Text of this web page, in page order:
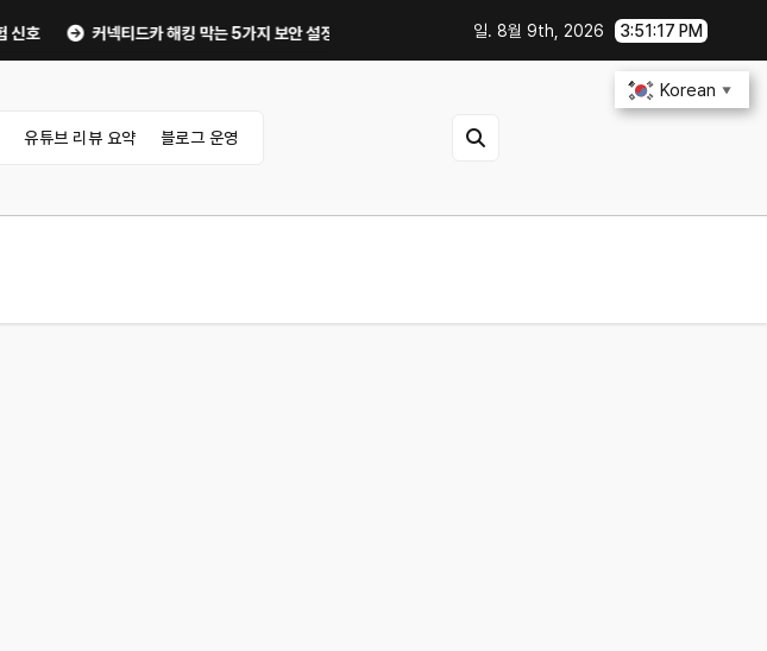
커넥티드카 해킹 막는 5가지 보안 설정｜OTA 업데이트부터 디지털 키까지, 지금 확인할 것은? 연비 30%
일. 8월 9th, 2026 3:51:18 PM
유튜브 리뷰 요약 블로그 운영
Korean ▼